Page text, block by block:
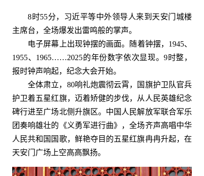
8时55分，习近平等中外领导人来到天安门城楼
主席台，全场爆发出雷鸣般的掌声。
电子屏幕上出现钟摆的画面。随着钟摆，1945、
1955、1965……2025的年份数字依次显现。9时整，
报时钟声响起，纪念大会开始。
全体肃立，80响礼炮震彻云霄，国旗护卫队官兵
护卫着五星红旗，迈着矫健的步伐，从人民英雄纪念
碑行进至广场北侧升旗区。中国人民解放军联合军乐
团奏响雄壮的《义勇军进行曲》，全场齐声高唱中华
人民共和国国歌，鲜艳夺目的五星红旗冉冉升起，在
天安门广场上空高高飘扬。